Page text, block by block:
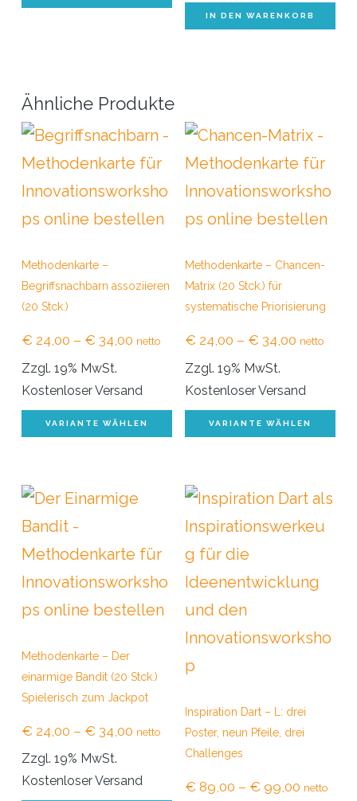
Produkt
Varianten
auf.
Die
Optionen
der
Produktseite
werden
IN DEN WARENKORB
Ähnliche Produkte
Methodenkarte –
Begriffsnachbarn assoziieren
(20 Stck.)
€ 24,00 – € 34,00 Preisspanne:
€ 34,00
netto
Zzgl. 19% MwSt.
Kostenloser Versand
VARIANTE WÄHLEN
Dieses
Produkt
mehrere
Varianten
auf.
Die
Optionen
können
auf
Produktseite
gewählt
Methodenkarte – Chancen-
Matrix (20 Stck.) für
systematische Priorisierung
€ 24,00 – € 34,00
€ 34,00
netto
Zzgl. 19% MwSt.
Kostenloser Versand
VARIANTE WÄHLEN
Methodenkarte – Der
einarmige Bandit (20 Stck.)
Spielerisch zum Jackpot
€ 24,00 – € 34,00 Preisspanne:
€ 34,00
netto
Zzgl. 19% MwSt.
Kostenloser Versand
Inspiration Dart – L: drei
Poster, neun Pfeile, drei
Challenges
€ 89,00 – € 99,00 netto